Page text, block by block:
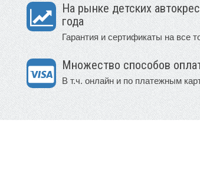
На рынке детских
года
Гарантия и сертификаты на все
Множество способов
В т.ч. онлайн и по платежным